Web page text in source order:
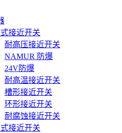
接近开关
耐高压接近开关
NAMUR 防爆
24V防爆
耐高温接近开关
槽形接近开关
环形接近开关
耐腐蚀接近开关
接近开关